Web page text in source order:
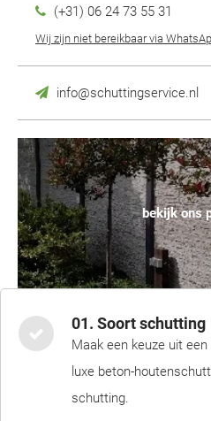
(+31) 06 24 73 55 31
Wij zijn niet bereikbaar via
info@schuttingservice.nl
bekijk ons
01. Soort schutting
Maak een keuze uit
luxe beton-
schutting.